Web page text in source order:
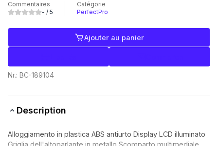
Commentaires
- / 5
Catégorie
PerfectPro
Ajouter au panier
Nr.: BC-189104
Description
Alloggiamento in plastica ABS antiurto Display LCD illuminato
Griglia dell'altoparlante in metallo Scomparto multimediale